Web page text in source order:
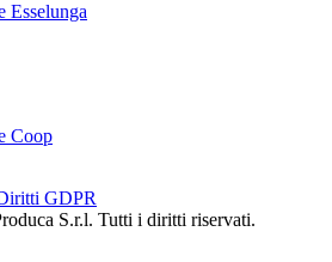
Esselunga
Coop
GDPR
S.r.l. Tutti i diritti riservati.